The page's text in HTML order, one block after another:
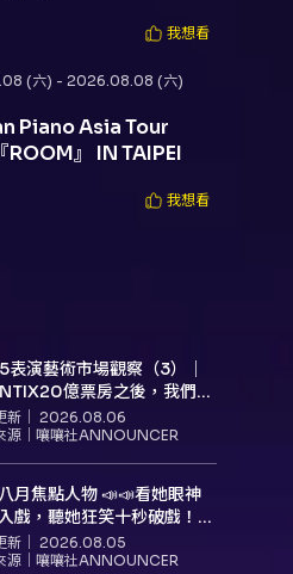
我想看
(六) - 2026.08.08 (六)
Piano Asia Tour
ROOM』 IN TAIPEI
我想看
演藝術市場觀察（3）｜
億票房之後，我們到
了什麼？
新｜ 2026.08.06
｜ 嚷嚷社ANNOUNCER
月焦點人物 📣📣看她眼神
戲，聽她狂笑十秒破戲！
國珍 v.s. 笑女張擎佳：本是
，相約壓車別太急
新｜ 2026.08.05
｜ 嚷嚷社ANNOUNCER